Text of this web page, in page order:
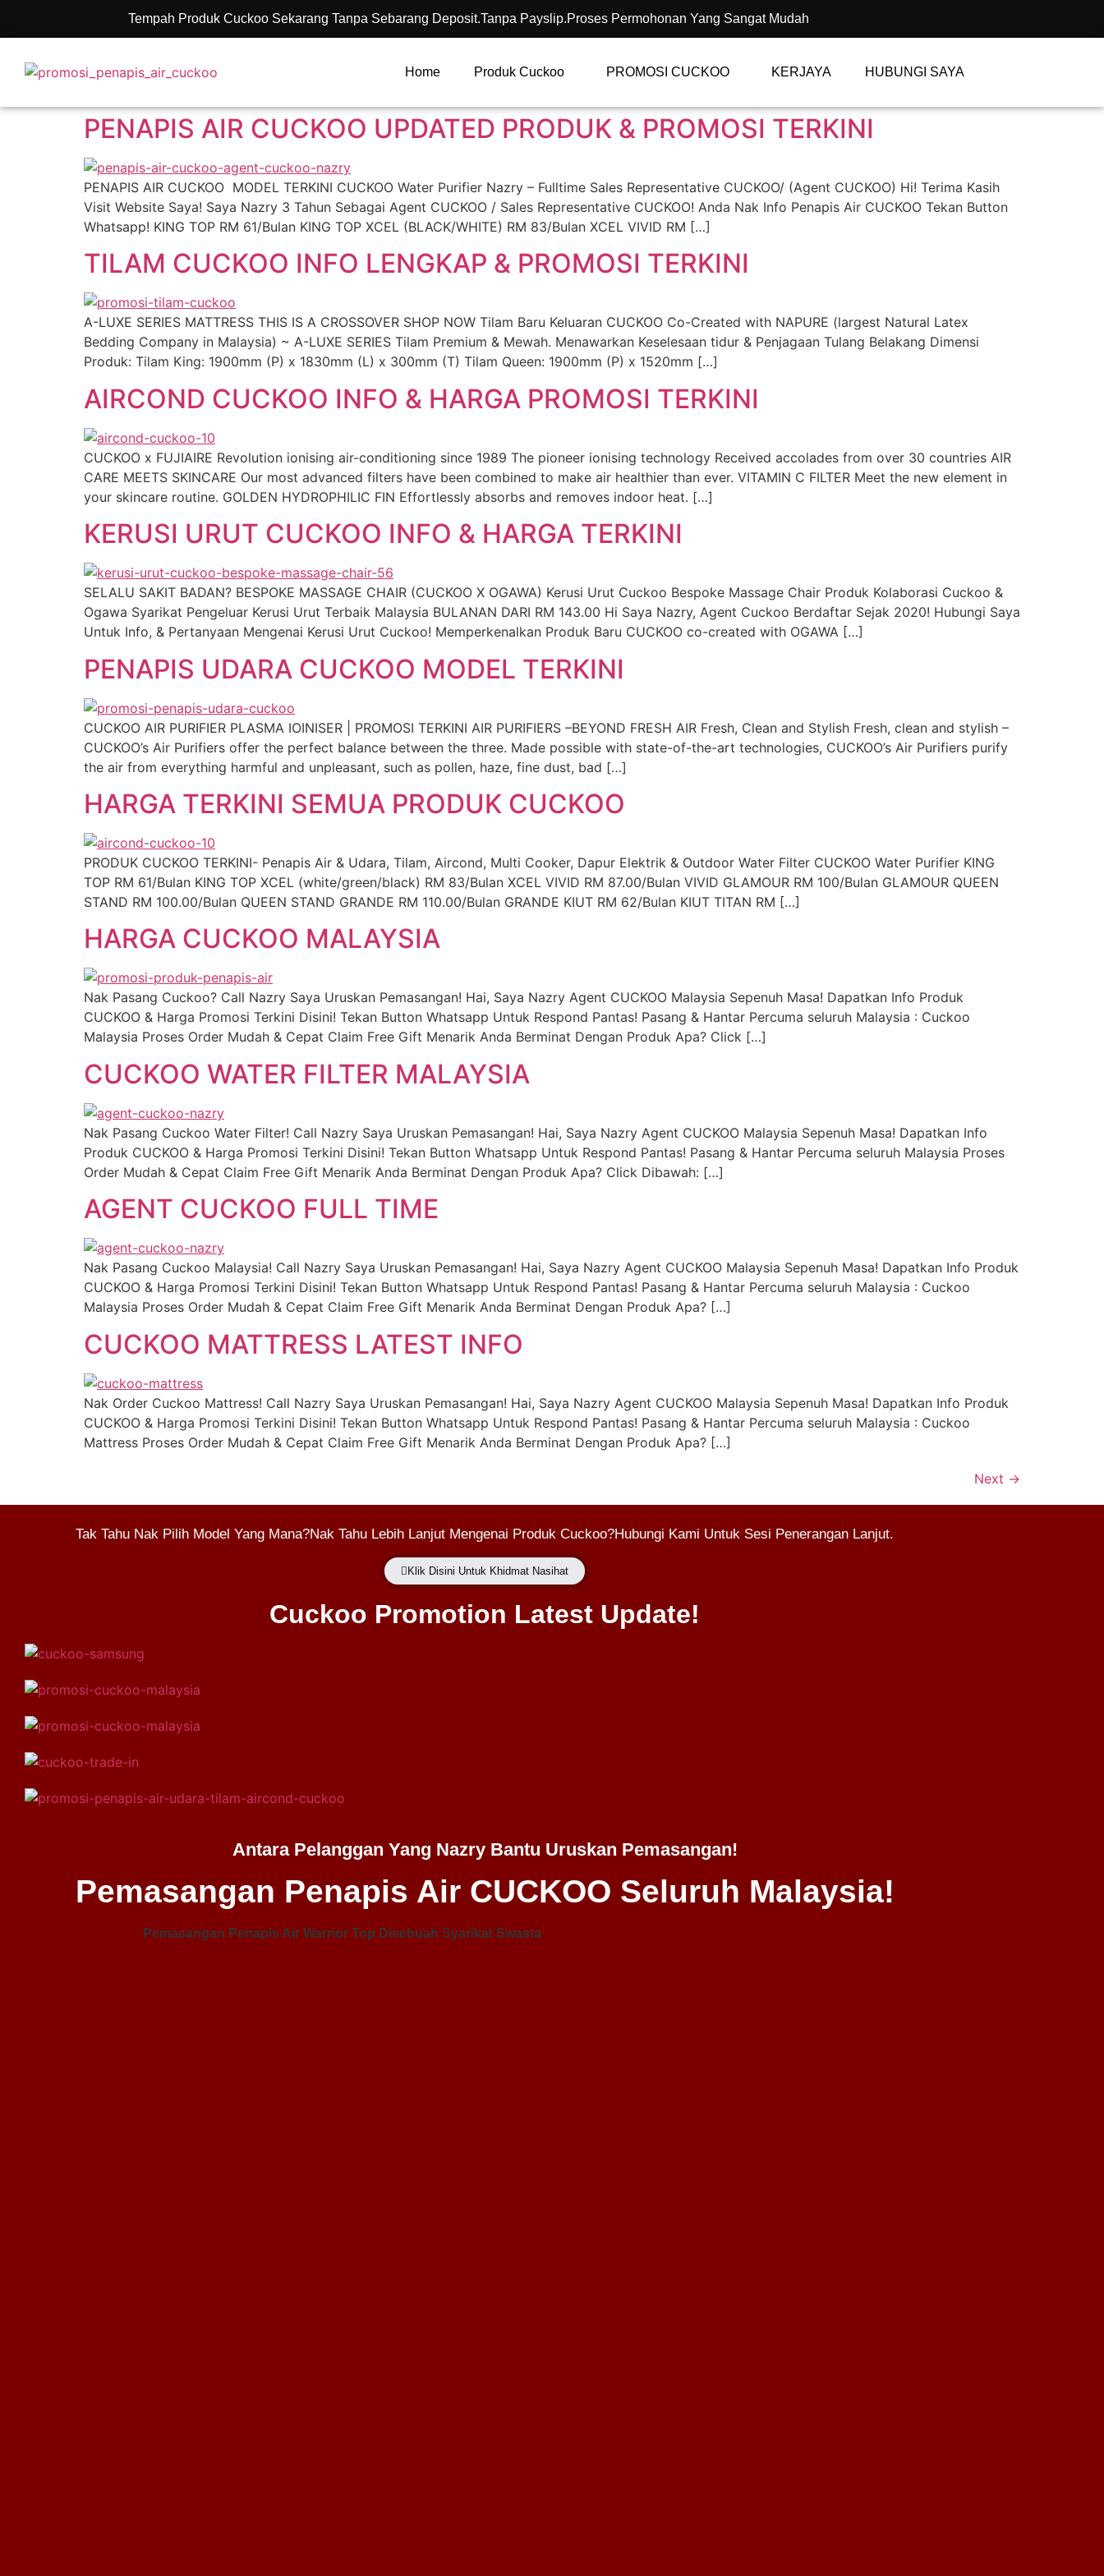
Tempah Produk Cuckoo Sekarang Tanpa Sebarang Deposit.Tanpa Payslip.Proses Permohonan Yang Sangat Mudah
Home Produk Cuckoo PROMOSI CUCKOO KERJAYA HUBUNGI SAYA
PENAPIS AIR CUCKOO UPDATED PRODUK & PROMOSI TERKINI
PENAPIS AIR CUCKOO MODEL TERKINI CUCKOO Water Purifier Nazry – Fulltime Sales Representative CUCKOO/ (Agent CUCKOO) Hi! Terima Kasih
Visit Website Saya! Saya Nazry 3 Tahun Sebagai Agent CUCKOO / Sales Representative CUCKOO! Anda Nak Info Penapis Air CUCKOO Tekan Button
Whatsapp! KING TOP RM 61/Bulan KING TOP XCEL (BLACK/WHITE) RM 83/Bulan XCEL VIVID RM […]
TILAM CUCKOO INFO LENGKAP & PROMOSI TERKINI
A-LUXE SERIES MATTRESS THIS IS A CROSSOVER SHOP NOW Tilam Baru Keluaran CUCKOO Co-Created with NAPURE (largest Natural Latex
Bedding Company in Malaysia) ~ A-LUXE SERIES Tilam Premium & Mewah. Menawarkan Keselesaan tidur & Penjagaan Tulang Belakang Dimensi
Produk: Tilam King: 1900mm (P) x 1830mm (L) x 300mm (T) Tilam Queen: 1900mm (P) x 1520mm […]
AIRCOND CUCKOO INFO & HARGA PROMOSI TERKINI
CUCKOO x FUJIAIRE Revolution ionising air-conditioning since 1989 The pioneer ionising technology Received accolades from over 30 countries AIR
CARE MEETS SKINCARE Our most advanced filters have been combined to make air healthier than ever. VITAMIN C FILTER Meet the new element in
your skincare routine. GOLDEN HYDROPHILIC FIN Effortlessly absorbs and removes indoor heat. […]
KERUSI URUT CUCKOO INFO & HARGA TERKINI
SELALU SAKIT BADAN? BESPOKE MASSAGE CHAIR (CUCKOO X OGAWA) Kerusi Urut Cuckoo Bespoke Massage Chair Produk Kolaborasi Cuckoo &
Ogawa Syarikat Pengeluar Kerusi Urut Terbaik Malaysia BULANAN DARI RM 143.00 Hi Saya Nazry, Agent Cuckoo Berdaftar Sejak 2020! Hubungi Saya
Untuk Info, & Pertanyaan Mengenai Kerusi Urut Cuckoo! Memperkenalkan Produk Baru CUCKOO co-created with OGAWA […]
PENAPIS UDARA CUCKOO MODEL TERKINI
CUCKOO AIR PURIFIER PLASMA IOINISER | PROMOSI TERKINI AIR PURIFIERS –BEYOND FRESH AIR Fresh, Clean and Stylish Fresh, clean and stylish –
CUCKOO’s Air Purifiers offer the perfect balance between the three. Made possible with state-of-the-art technologies, CUCKOO’s Air Purifiers purify
the air from everything harmful and unpleasant, such as pollen, haze, fine dust, bad […]
HARGA TERKINI SEMUA PRODUK CUCKOO
PRODUK CUCKOO TERKINI- Penapis Air & Udara, Tilam, Aircond, Multi Cooker, Dapur Elektrik & Outdoor Water Filter CUCKOO Water Purifier KING
TOP RM 61/Bulan KING TOP XCEL (white/green/black) RM 83/Bulan XCEL VIVID RM 87.00/Bulan VIVID GLAMOUR RM 100/Bulan GLAMOUR QUEEN
STAND RM 100.00/Bulan QUEEN STAND GRANDE RM 110.00/Bulan GRANDE KIUT RM 62/Bulan KIUT TITAN RM […]
HARGA CUCKOO MALAYSIA
Nak Pasang Cuckoo? Call Nazry Saya Uruskan Pemasangan! Hai, Saya Nazry Agent CUCKOO Malaysia Sepenuh Masa! Dapatkan Info Produk
CUCKOO & Harga Promosi Terkini Disini! Tekan Button Whatsapp Untuk Respond Pantas! Pasang & Hantar Percuma seluruh Malaysia : Cuckoo
Malaysia Proses Order Mudah & Cepat Claim Free Gift Menarik Anda Berminat Dengan Produk Apa? Click […]
CUCKOO WATER FILTER MALAYSIA
Nak Pasang Cuckoo Water Filter! Call Nazry Saya Uruskan Pemasangan! Hai, Saya Nazry Agent CUCKOO Malaysia Sepenuh Masa! Dapatkan Info
Produk CUCKOO & Harga Promosi Terkini Disini! Tekan Button Whatsapp Untuk Respond Pantas! Pasang & Hantar Percuma seluruh Malaysia Proses
Order Mudah & Cepat Claim Free Gift Menarik Anda Berminat Dengan Produk Apa? Click Dibawah: […]
AGENT CUCKOO FULL TIME
Nak Pasang Cuckoo Malaysia! Call Nazry Saya Uruskan Pemasangan! Hai, Saya Nazry Agent CUCKOO Malaysia Sepenuh Masa! Dapatkan Info Produk
CUCKOO & Harga Promosi Terkini Disini! Tekan Button Whatsapp Untuk Respond Pantas! Pasang & Hantar Percuma seluruh Malaysia : Cuckoo
Malaysia Proses Order Mudah & Cepat Claim Free Gift Menarik Anda Berminat Dengan Produk Apa? […]
CUCKOO MATTRESS LATEST INFO
Nak Order Cuckoo Mattress! Call Nazry Saya Uruskan Pemasangan! Hai, Saya Nazry Agent CUCKOO Malaysia Sepenuh Masa! Dapatkan Info Produk
CUCKOO & Harga Promosi Terkini Disini! Tekan Button Whatsapp Untuk Respond Pantas! Pasang & Hantar Percuma seluruh Malaysia : Cuckoo
Mattress Proses Order Mudah & Cepat Claim Free Gift Menarik Anda Berminat Dengan Produk Apa? […]
Next →
Tak Tahu Nak Pilih Model Yang Mana?Nak Tahu Lebih Lanjut Mengenai Produk Cuckoo?Hubungi Kami Untuk Sesi Penerangan Lanjut.
Klik Disini Untuk Khidmat Nasihat
Cuckoo Promotion Latest Update!
Antara Pelanggan Yang Nazry Bantu Uruskan Pemasangan!
Pemasangan Penapis Air CUCKOO Seluruh Malaysia!
Pemasangan Penapis Air Warrior Top Disebuah Syarikat Swasta